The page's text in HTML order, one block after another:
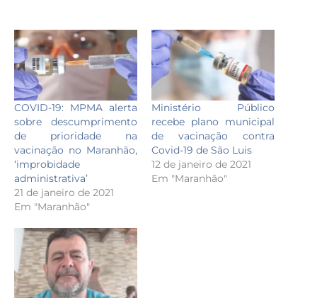
COVID-19: MPMA alerta
sobre descumprimento
de prioridade na
vacinação no Maranhão,
‘improbidade
administrativa’
21 de janeiro de 2021
Em "Maranhão"
Ministério Público
recebe plano municipal
de vacinação contra
Covid-19 de São Luis
12 de janeiro de 2021
Em "Maranhão"